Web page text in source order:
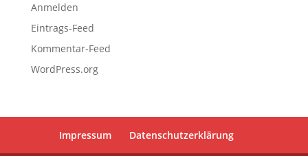
Anmelden
Eintrags-Feed
Kommentar-Feed
WordPress.org
Impressum Datenschutzerklärung